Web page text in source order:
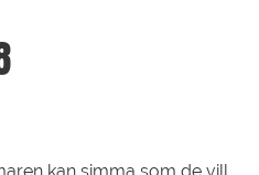
kan simma som de vill